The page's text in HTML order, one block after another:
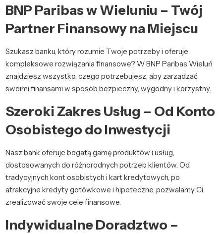
BNP Paribas w Wieluniu – Twój
Partner Finansowy na Miejscu
Szukasz banku, który rozumie Twoje potrzeby i oferuje
kompleksowe rozwiązania finansowe? W BNP Paribas Wieluń
znajdziesz wszystko, czego potrzebujesz, aby zarządzać
swoimi finansami w sposób bezpieczny, wygodny i korzystny.
Szeroki Zakres Usług – Od Konto
Osobistego do Inwestycji
Nasz bank oferuje bogatą gamę produktów i usług,
dostosowanych do różnorodnych potrzeb klientów. Od
tradycyjnych kont osobistych i kart kredytowych, po
atrakcyjne kredyty gotówkowe i hipoteczne, pozwalamy Ci
zrealizować swoje cele finansowe.
Indywidualne Doradztwo –